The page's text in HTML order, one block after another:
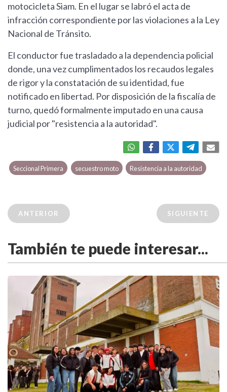
motocicleta Siam. En el lugar se labró el acta de
infracción correspondiente por las violaciones a la Ley
Nacional de Tránsito.
El conductor fue trasladado a la dependencia policial
donde, una vez cumplimentados los recaudos legales
de rigor y la constatación de su identidad, fue
notificado en libertad. Por disposición de la fiscalía de
turno, quedó formalmente imputado en una causa
judicial por "resistencia a la autoridad".
Seccional Primera secuestro moto Resistencia a la autoridad
ANTERIOR SIGUIENTE
También te puede interesar...